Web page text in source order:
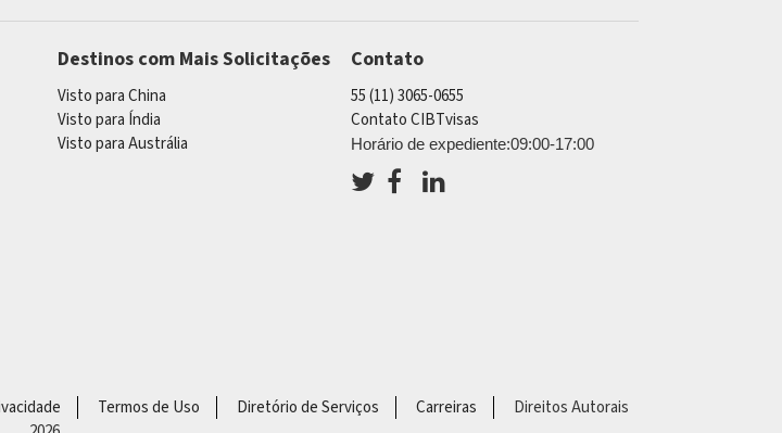
Destinos com Mais Solicitações
Visto para China
Visto para Índia
Visto para Austrália
Contato
55 (11) 3065-0655
Contato CIBTvisas
Horário de expediente:09:00-17:00
Termos de Uso Diretório de Serviços Carreiras
Direitos Autorais